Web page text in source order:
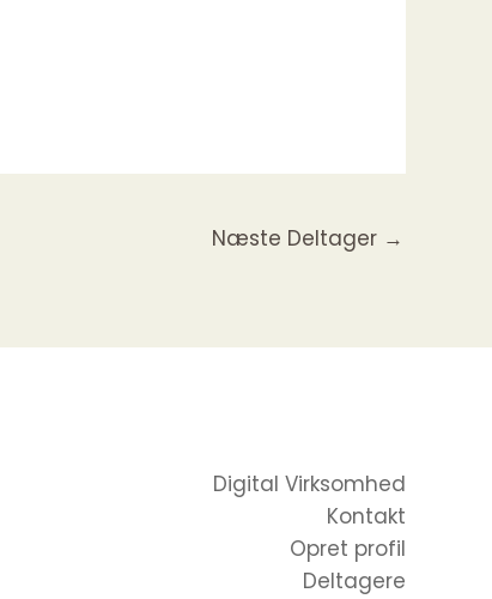
Næste Deltager →
Digital Virksomhed
Kontakt
Opret profil
Deltagere